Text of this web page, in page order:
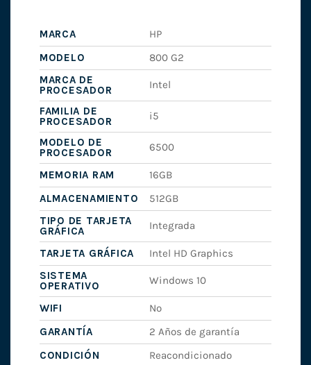
MARCA
HP
MODELO
800 G2
MARCA DE
PROCESADOR
Intel
FAMILIA DE
PROCESADOR
i5
MODELO DE
PROCESADOR
6500
MEMORIA RAM
16GB
ALMACENAMIENTO
512GB
TIPO DE TARJETA
GRÁFICA
Integrada
TARJETA GRÁFICA
Intel HD Graphics
SISTEMA
OPERATIVO
Windows 10
WIFI
No
GARANTÍA
2 Años de garantía
CONDICIÓN
Reacondicionado